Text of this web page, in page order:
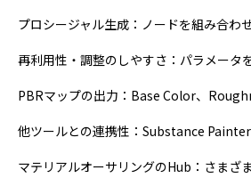
プロシージャル生成：ノードを組み合わ
再利用性・調整のしやすさ：パラメータ
PBRマップの出力：Base Color、
他ツールとの連携性：Substance
マテリアルオーサリングのHub：さまざ